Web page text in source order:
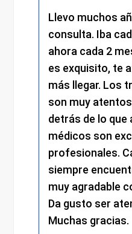
Llevo muchos años en la
consulta. Iba cada 20
ahora cada 2 meses. El
es exquisito, te atienden
más llegar. Los
son muy atentos y saben
detrás de lo que andan.
médicos son excelentes
profesionales. Cada
siempre encuentro un
muy agradable con
Da gusto ser atendido
Muchas gracias.